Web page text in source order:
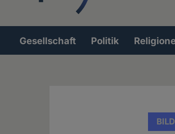
Hauptnavigation
Gesellschaft Politik